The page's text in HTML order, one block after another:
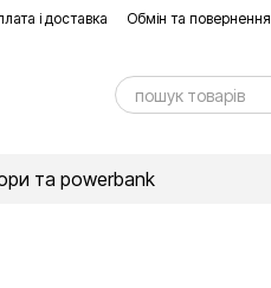
і доставка Обмін та повернення
та powerbank